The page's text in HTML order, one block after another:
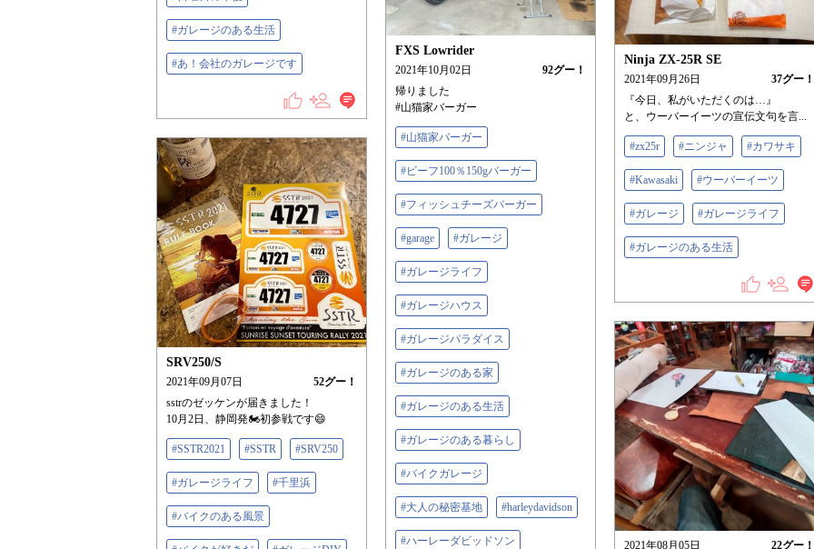
#ガレージのある生活
#あ！会社のガレージです
FXS Lowrider
2021年10月02日 92グー！
帰りました
#山猫家バーガー
#山猫家バーガー
#ビーフ100％150gバーガー
#フィッシュチーズバーガー
#garage #ガレージ
#ガレージライフ
#ガレージハウス
#ガレージパラダイス
#ガレージのある家
#ガレージのある生活
#ガレージのある暮らし
#バイクガレージ
#大人の秘密基地 #harleydavidson
#ハーレーダビッドソン
Ninja ZX-25R SE
2021年09月26日 37グー！
『今日、私がいただくのは…』
と、ウーバーイーツの宣伝文句を言...
#zx25r #ニンジャ #カワサキ
#Kawasaki #ウーバーイーツ
#ガレージ #ガレージライフ
#ガレージのある生活
SRV250/S
2021年09月07日 52グー！
sstrのゼッケンが届きました！
10月2日、静岡発🏍初参戦です😄
#SSTR2021 #SSTR #SRV250
#ガレージライフ #千里浜
#バイクのある風景
2021年08月05日 22グー！